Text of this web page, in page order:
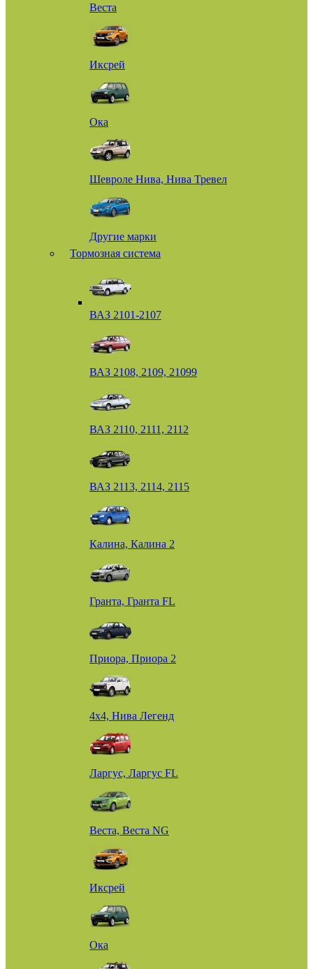
Веста
Иксрей
Ока
Шевроле Нива, Нива Тревел
Другие марки
Тормозная система
ВАЗ 2101-2107
ВАЗ 2108, 2109, 21099
ВАЗ 2110, 2111, 2112
ВАЗ 2113, 2114, 2115
Калина, Калина 2
Гранта, Гранта FL
Приора, Приора 2
4х4, Нива Легенд
Ларгус, Ларгус FL
Веста, Веста NG
Иксрей
Ока